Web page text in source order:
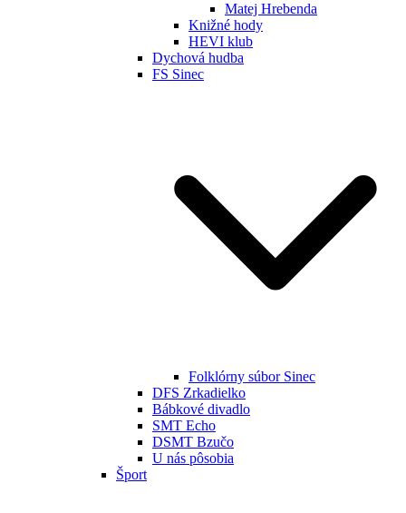
Matej Hrebenda
Knižné hody
HEVI klub
Dychová hudba
FS Sinec
Folklórny súbor Sinec
DFS Zrkadielko
Bábkové divadlo
SMT Echo
DSMT Bzučo
U nás pôsobia
Šport